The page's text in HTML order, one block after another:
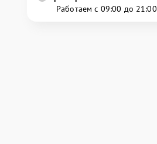
Работаем с 09:00 до 21:00